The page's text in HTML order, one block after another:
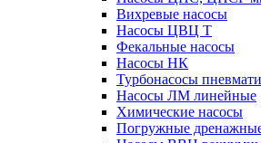
Вихревые насосы
Насосы ЦВЦ Т
Фекальные насосы
Насосы НК
Турбонасосы
Насосы ЛМ линейные
Химические насосы
Погружные